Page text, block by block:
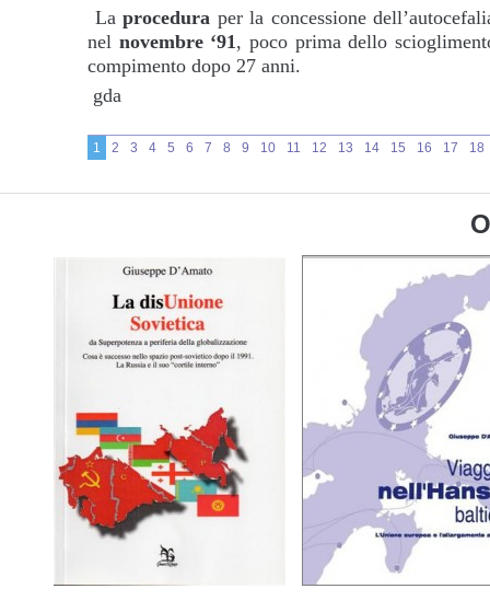
Laprocedura per la concessione
nel novembre ‘91, poco prima dello
compimento dopo 27 anni.
gda
1 2 3 4 5 6 7 8 9 10 11 12 13 14 15 16 17 18